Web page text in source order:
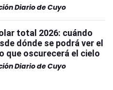
Diario de Cuyo
total 2026: cuándo
dónde se podrá ver el
que oscurecerá el cielo
Diario de Cuyo